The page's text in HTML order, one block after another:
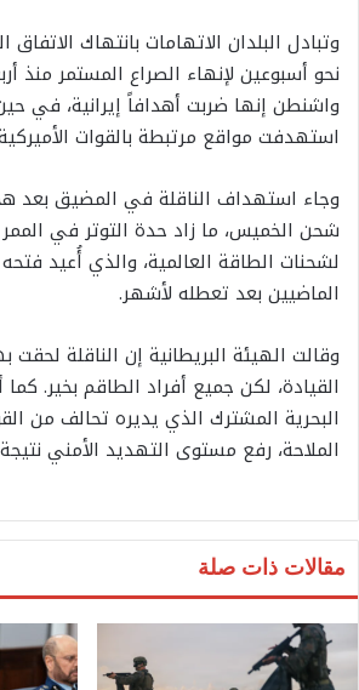
وتبادل البلدان الاتهامات بانتهاك
نحو أسبوعين لإنهاء الصراع المستمر منذ
واشنطن إنها ضربت أهدافاً إيرانية، في
استهدفت مواقع مرتبطة بالقوات
وجاء استهداف الناقلة في المضيق بعد
شحن الخميس، ما زاد حدة التوتر في
لشحنات الطاقة العالمية، والذي أُعيد
الماضيين بعد تعطله لأشهر.
وقالت الهيئة البريطانية إن الناقلة
القيادة، لكن جميع أفراد الطاقم بخير.
البحرية المشترك الذي يديره تحالف من
الملاحة، رفع مستوى التهديد الأمني نتيجة
مقالات ذات صلة